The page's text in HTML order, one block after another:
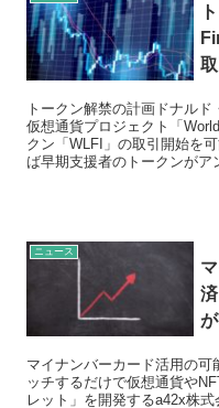
トークン解禁の計画ドナル
仮想通貨プロジェクト「
クン「WLFI」の取引開始を
ば早期支援者のトークンがア
ニュース
マイナンバーカード活用の可
ッチするだけで仮想通貨や
レット」を開発するa42x株